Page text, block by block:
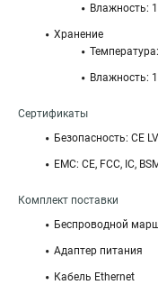
Влажность:
Хранение
Влажность:
Сертификаты
Безопасность: CE
EMC: CE, FCC, IC,
Комплект поставки
Беспроводной
Адаптер питания
Кабель Ethernet